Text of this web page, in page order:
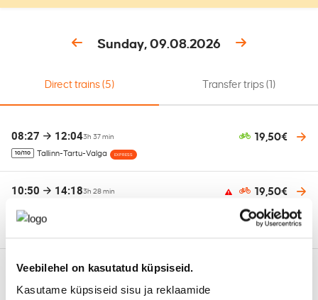
Veebilehel on kasutatud küpsiseid.
Kasutame küpsiseid sisu ja reklaamide
Sunday, 09.08.2026
Direct trains(5) Transfer trips(1)
08:27 12:043h 37 min 19,50€
10/110 Tallinn-Tartu-Valga EXPRESS
10:50 14:183h 28 min 19,50€
Tallinn-Tartu-Valga-Riia-Vilnius
13:46 17:273h 41 min
14/114/871 Tallinn-Tartu-Valga-Riia